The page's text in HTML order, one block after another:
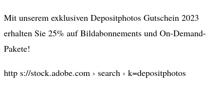
Mit unserem exklusiven Depositphotos Gutschein 2023
erhalten Sie 25% auf Bildabonnements und On-Demand-
Pakete!
http s://stock.adobe.com › search › k=depositphotos